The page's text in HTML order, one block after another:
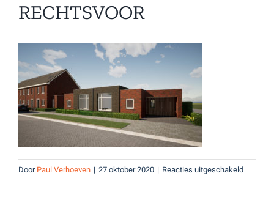
RECHTSVOOR
Door Paul Verhoeven | 27 oktober 2020 | Reacties uitgeschakeldvoor
X=Kavel